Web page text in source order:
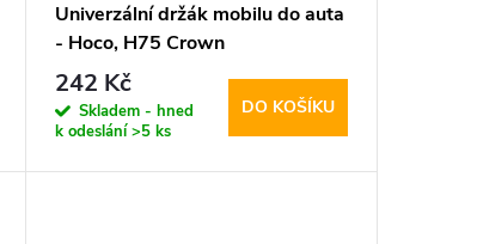
Univerzální držák mobilu do auta
- Hoco, H75 Crown
242 Kč
Skladem - hned
k odeslání>5 ks
DO KOŠÍKU